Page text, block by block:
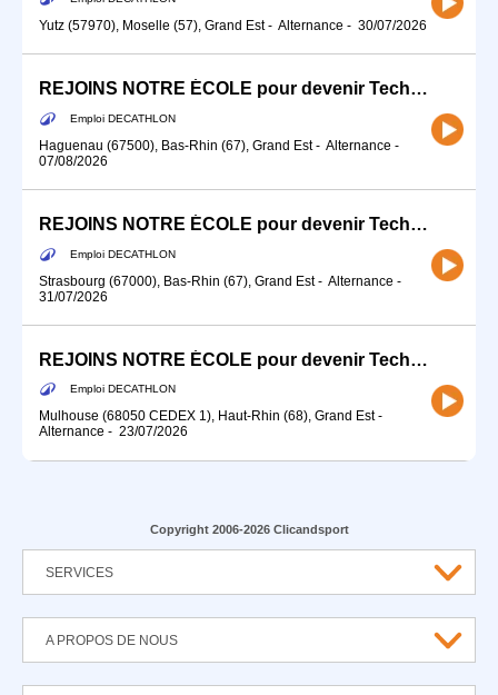
Yutz (57970), Moselle (57), Grand Est- Alternance - 30/07/2026
REJOINS NOTRE ÉCOLE pour devenir Technicien-ne Atelier (H/F) - Alternance
Emploi DECATHLON
Haguenau (67500), Bas-Rhin (67), Grand Est- Alternance -
07/08/2026
REJOINS NOTRE ÉCOLE pour devenir Technicien-ne Atelier (H/F) - Alternance
Emploi DECATHLON
Strasbourg (67000), Bas-Rhin (67), Grand Est- Alternance -
31/07/2026
REJOINS NOTRE ÉCOLE pour devenir Technicien-ne Atelier (H/F) - Alternance
Emploi DECATHLON
Mulhouse (68050 CEDEX 1), Haut-Rhin (68), Grand Est-
Alternance - 23/07/2026
Copyright 2006-2026 Clicandsport
SERVICES
A PROPOS DE NOUS